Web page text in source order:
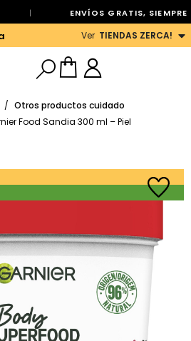
| ENVÍOS GRATIS, SIEMPRE
Ver TIENDAS ZERCA!
/ Otros productos cuidado
Food Sandia 300 ml – Piel